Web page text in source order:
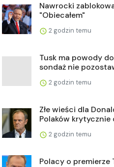
Nawrocki
"Obiecałem"
2 godzin temu
Tusk ma powody
sondaż nie
2 godzin temu
Złe wieści dla
Polaków krytycznie
2 godzin temu
Polacy o premierze